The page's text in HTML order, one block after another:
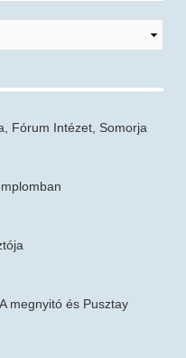
Fórum Intézet, Somorja
megnyitó és Pusztay